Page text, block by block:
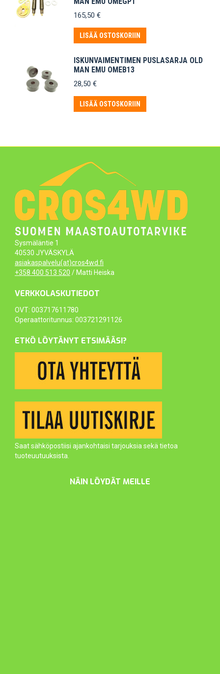
165,50 €
LISÄÄ OSTOSKORIIN
ISKUNVAIMENTIMEN PUSLASARJA OLD
MAN EMU OMEB13
28,50 €
LISÄÄ OSTOSKORIIN
Sysmäläntie 1
40530 JYVÄSKYLÄ
asiakaspalvelu(at)cros4wd.fi
+358 400 513 520 / Matti Heiska
VERKKOLASKUTIEDOT
OVT: 003717611780
Operaattoritunnus: 003721291126
ETKÖ LÖYTÄNYT ETSIMÄÄSI?
Saat sähköpostiisi ajankohtaisi tarjouksia sekä tietoa
tuoteuutuuksista.
NÄIN LÖYDÄT MEILLE